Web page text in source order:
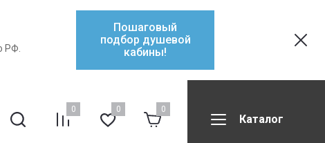
РФ.
Пошаговый
подбор душевой
кабины!
0 0 0
Каталог